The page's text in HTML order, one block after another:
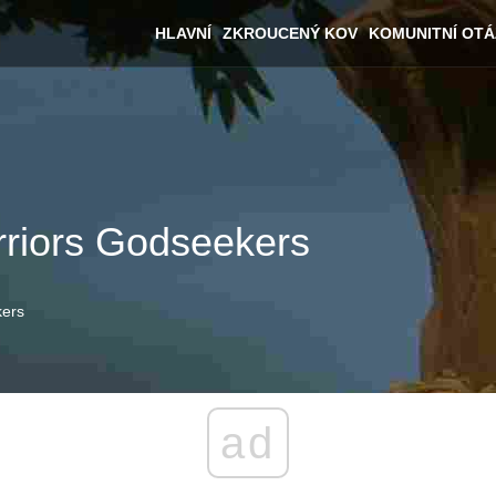
HLAVNÍ ZKROUCENÝ KOV KOMUNITNÍ
Godseekers
ad